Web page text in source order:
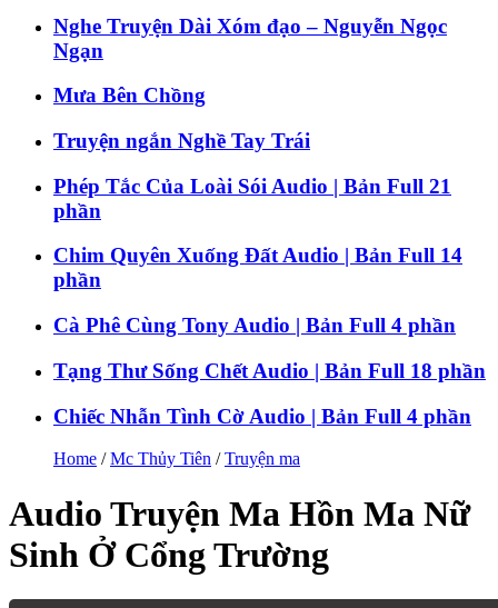
Nghe Truyện Dài Xóm đạo – Nguyễn Ngọc
Ngạn
Mưa Bên Chồng
Truyện ngắn Nghề Tay Trái
Phép Tắc Của Loài Sói Audio | Bản Full 21
phần
Chim Quyên Xuống Đất Audio | Bản Full 14
phần
Cà Phê Cùng Tony Audio | Bản Full 4 phần
Tạng Thư Sống Chết Audio | Bản Full 18 phần
Chiếc Nhẫn Tình Cờ Audio | Bản Full 4 phần
Home /Mc Thủy Tiên /Truyện ma
Audio Truyện Ma Hồn Ma Nữ
Sinh Ở Cổng Trường